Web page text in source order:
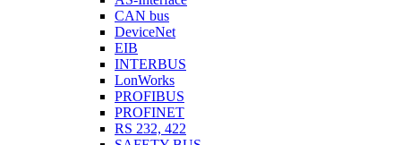
CAN bus
DeviceNet
EIB
INTERBUS
LonWorks
PROFIBUS
PROFINET
RS 232, 422